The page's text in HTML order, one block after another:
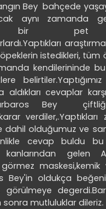
Bey bahçede
aynı zamanda
bir pet
istedikleri, tüm
kendilerininde bu
cevaplar
Bey
dahil olduğumuz ve
cevap buldu bu
gelen
maskesi,kemik
Bey'in oldukça
görülmeye
mutluluklar dileriz.